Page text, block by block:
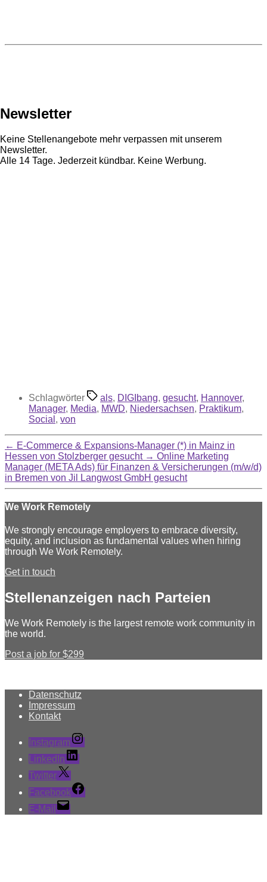
Newsletter
Keine Stellenangebote mehr verpassen mit unserem
Newsletter.
Alle 14 Tage. Jederzeit kündbar. Keine Werbung.
Schlagwörter als, DIGIbang, gesucht, Hannover,
Manager, Media, MWD, Niedersachsen, Praktikum,
Social , von
← E-Commerce & Expansions-Manager (*) in Mainz in
Hessen von Stolzberger gesucht → Online Marketing
Manager (META Ads) für Finanzen & Versicherungen (m/w/d)
in Bremen von Jil Langwost GmbH gesucht
We Work Remotely
We strongly encourage employers to embrace diversity,
equity, and inclusion as fundamental values when hiring
through We Work Remotely.
Get in touch
Stellenanzeigen nach Parteien
We Work Remotely is the largest remote work community in
the world.
Post a job for $299
Datenschutz
Impressum
Kontakt
Instagram
LinkedIn
Twitter
Facebook
E-Mail